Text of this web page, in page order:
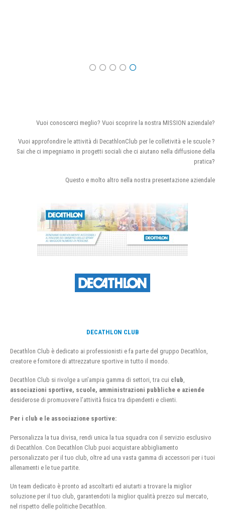
Vuoi conoscerci meglio? Vuoi scoprire la nostra MISSION aziendale?
Vuoi approfondire le attività di DecathlonClub per le colletività e le scuole ?
Sai che ci impegniamo in progetti sociali che ci aiutano nella diffusione della
pratica?
Questo e molto altro nella nostra presentazione aziendale
DECATHLON CLUB
Decathlon Club è dedicato ai professionisti e fa parte del gruppo Decathlon,
creatore e fornitore di attrezzature sportive in tutto il mondo.
Decathlon Club si rivolge a un’ampia gamma di settori, tra cui club
associazioni sportive, scuole, amministrazioni pubbliche e aziende
desiderose di promuovere l’attività fisica tra dipendenti e clienti.
Per i club e le associazione sportive:
Personalizza la tua divisa, rendi unica la tua squadra con il servizio esclusivo
di Decathlon. Con Decathlon Club puoi acquistare abbigliamento
personalizzato per il tuo club, oltre ad una vasta gamma di accessori per i tuoi
allenamenti e le tue partite.
Un team dedicato è pronto ad ascoltarti ed aiutarti a trovare la miglior
soluzione per il tuo club, garantendoti la miglior qualità prezzo sul mercato,
nel rispetto delle politiche Decathlon.